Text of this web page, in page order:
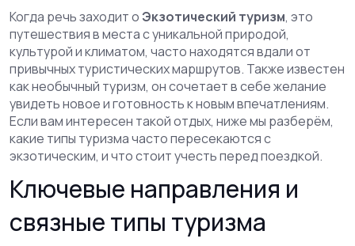
Когда речь заходит оЭкзотический туризм, это
путешествия в места с уникальной природой,
культурой и климатом, часто находятся вдали от
привычных туристических маршрутов. Также известен
какнеобычный туризм, он сочетает в себе желание
увидеть новое и готовность к новым впечатлениям.
Если вам интересен такой отдых, ниже мы разберём,
какие типы туризма часто пересекаются с
экзотическим, и что стоит учесть перед поездкой.
Ключевые направления и
связные типы туризма